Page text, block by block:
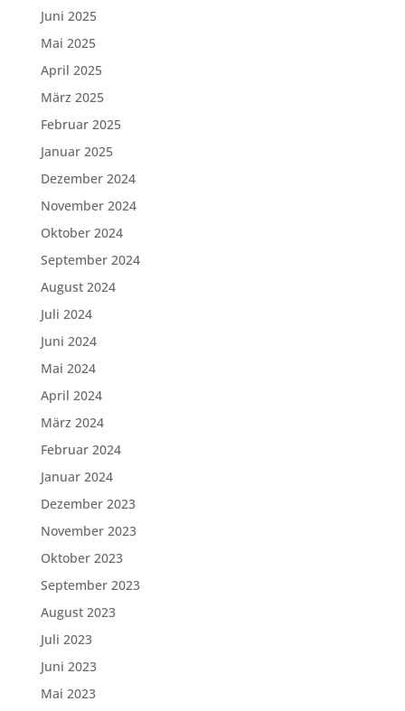
Juni 2025
Mai 2025
April 2025
März 2025
Februar 2025
Januar 2025
Dezember 2024
November 2024
Oktober 2024
September 2024
August 2024
Juli 2024
Juni 2024
Mai 2024
April 2024
März 2024
Februar 2024
Januar 2024
Dezember 2023
November 2023
Oktober 2023
September 2023
August 2023
Juli 2023
Juni 2023
Mai 2023